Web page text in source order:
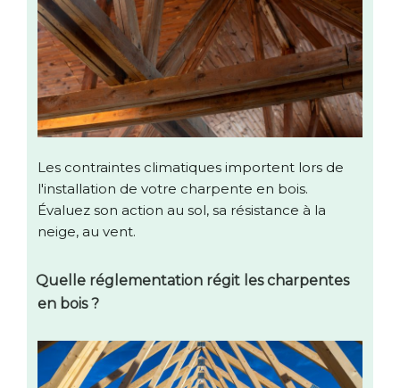
Les contraintes climatiques importent lors de
l'installation de votre charpente en bois.
Évaluez son action au sol, sa résistance à la
neige, au vent.
Quelle réglementation régit les charpentes
en bois ?